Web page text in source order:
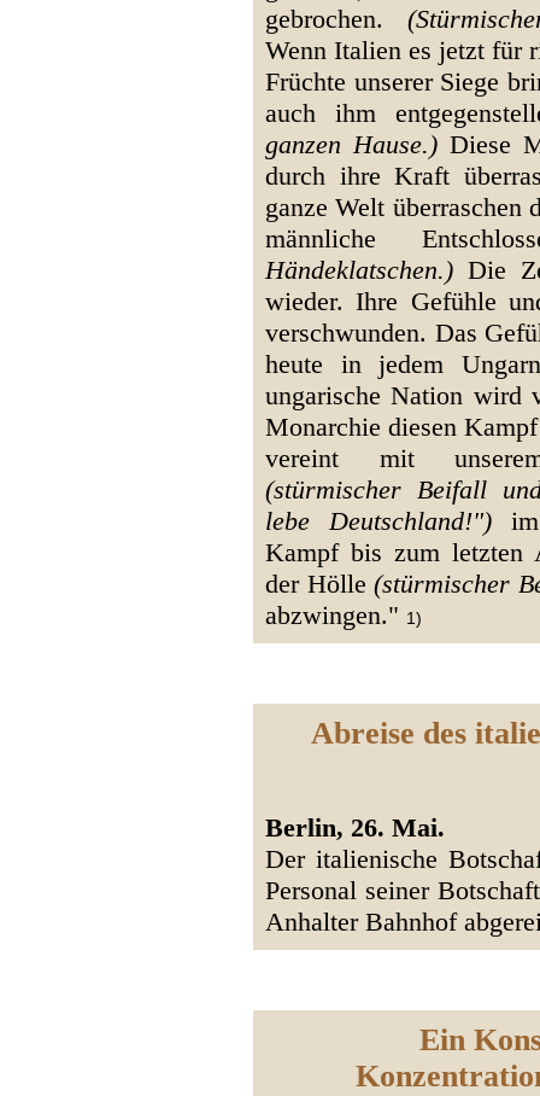
gebrochen.
Wenn Italien es jetzt für
Früchte unserer Siege
auch ihm
ganzen Hause.) Diese
durch ihre Kraft
ganze Welt
männliche
Händeklatschen.) Die
wieder. Ihre Gefühle
verschwunden. Das
heute in jedem
ungarische Nation wird
Monarchie diesen
vereint mit
(stürmischer Beifall
lebe Deutschland!")
Kampf bis zum letzten
der Hölle (stürmischer
abzwingen." 1)
Abreise des
Berlin, 26. Mai.
Der italienische
Personal seiner
Anhalter Bahnhof
Ein